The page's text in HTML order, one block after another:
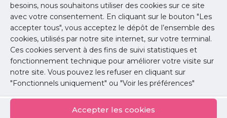
besoins, nous souhaitons utiliser des cookies sur ce site
avec votre consentement. En cliquant sur le bouton "Les
accepter tous", vous acceptez le dépôt de l’ensemble des
cookies, utilisés par notre site internet, sur votre terminal.
Ces cookies servent à des fins de suivi statistiques et
fonctionnement technique pour améliorer votre visite sur
notre site. Vous pouvez les refuser en cliquant sur
"Fonctionnels uniquement" ou "Voir les préférences"
Accepter les cookies
Plus d’un médecin libéral sur deux pense que les
médecins sont en général moins bien soignés que leurs
patients (53%). Ce sentiment est même encore plus
marqué chez les femmes (65%) et les généralistes (57%)*
Le renoncement à la prise d’un arrêt de travail en cas
de maladie est une pratique très répandue.
En matière d’arrêt de travail, les médecins libéraux sont
81% à avoir déjà renoncé à un arrêt alors qu’ils étaient